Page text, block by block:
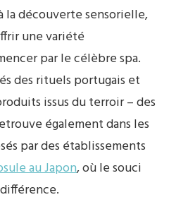
la découverte sensorielle,
une variété
par le célèbre spa.
des rituels portugais et
issus du terroir – des
également dans les
par des établissements
au Japon, où le souci